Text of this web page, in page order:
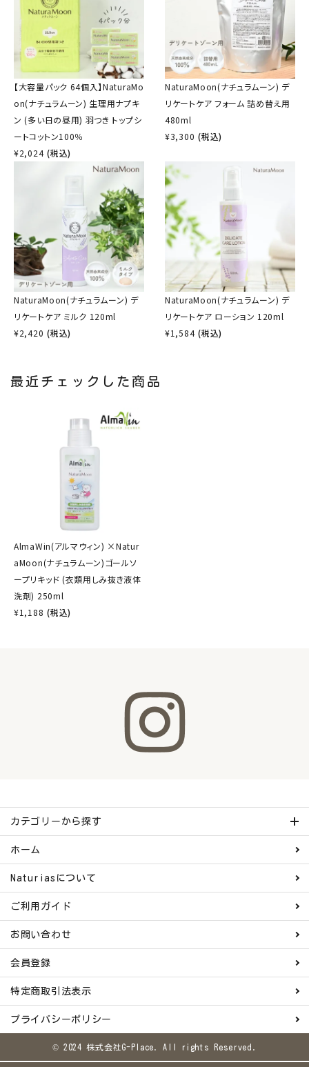
【大容量パック 64個入】NaturaMo
on(ナチュラムーン) 生理用ナプキ
ン (多い日の昼用) 羽つき トップシ
ートコットン100％
¥2,024 (税込)
NaturaMoon(ナチュラムーン) デ
リケートケア フォーム 詰め替え用
480ml
¥3,300 (税込)
NaturaMoon(ナチュラムーン) デ
リケートケア ミルク 120ml
¥2,420 (税込)
NaturaMoon(ナチュラムーン) デ
リケートケア ローション 120ml
¥1,584 (税込)
最近チェックした商品
AlmaWin(アルマウィン) ×Natur
aMoon(ナチュラムーン)ゴールソ
ープリキッド (衣類用しみ抜き液体
洗剤) 250ml
¥1,188 (税込)
カテゴリーから探す
ホーム
Naturiasについて
ご利用ガイド
お問い合わせ
会員登録
特定商取引法表示
プライバシーポリシー
© 2024 株式会社G-Place. All rights Reserved.